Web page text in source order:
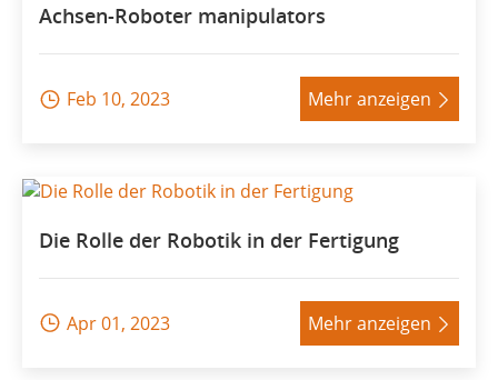
Achsen-Roboter manipulators
 Feb 10, 2023 Mehr anzeigen 
Die Rolle der Robotik in der Fertigung
 Apr 01, 2023 Mehr anzeigen 